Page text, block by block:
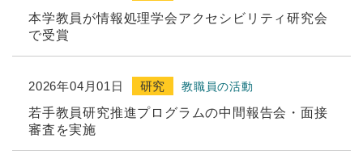
本学教員が情報処理学会アクセシビリティ研究会
で受賞
2026年04月01日 研究 教職員の活動
若手教員研究推進プログラムの中間報告会・面接
審査を実施